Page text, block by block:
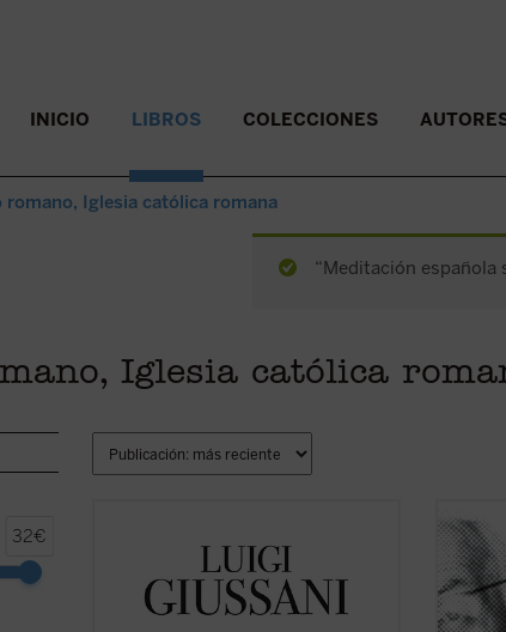
INICIO LIBROS COLECCIONES
romano, Iglesia católica romana
“Meditación
Iglesia católica
32€
2004) es el sexto y último volumen
dedicado a las intervenciones de don
Luigi Giussani en los Ejercicios
espirituales de la Fraternidad de
Este
las
1961 y